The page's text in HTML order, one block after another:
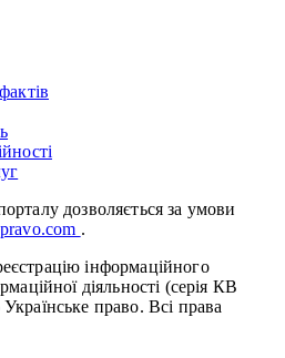
дозволяється за умови
.
інформаційного
діяльності (серія КВ
право. Всі права